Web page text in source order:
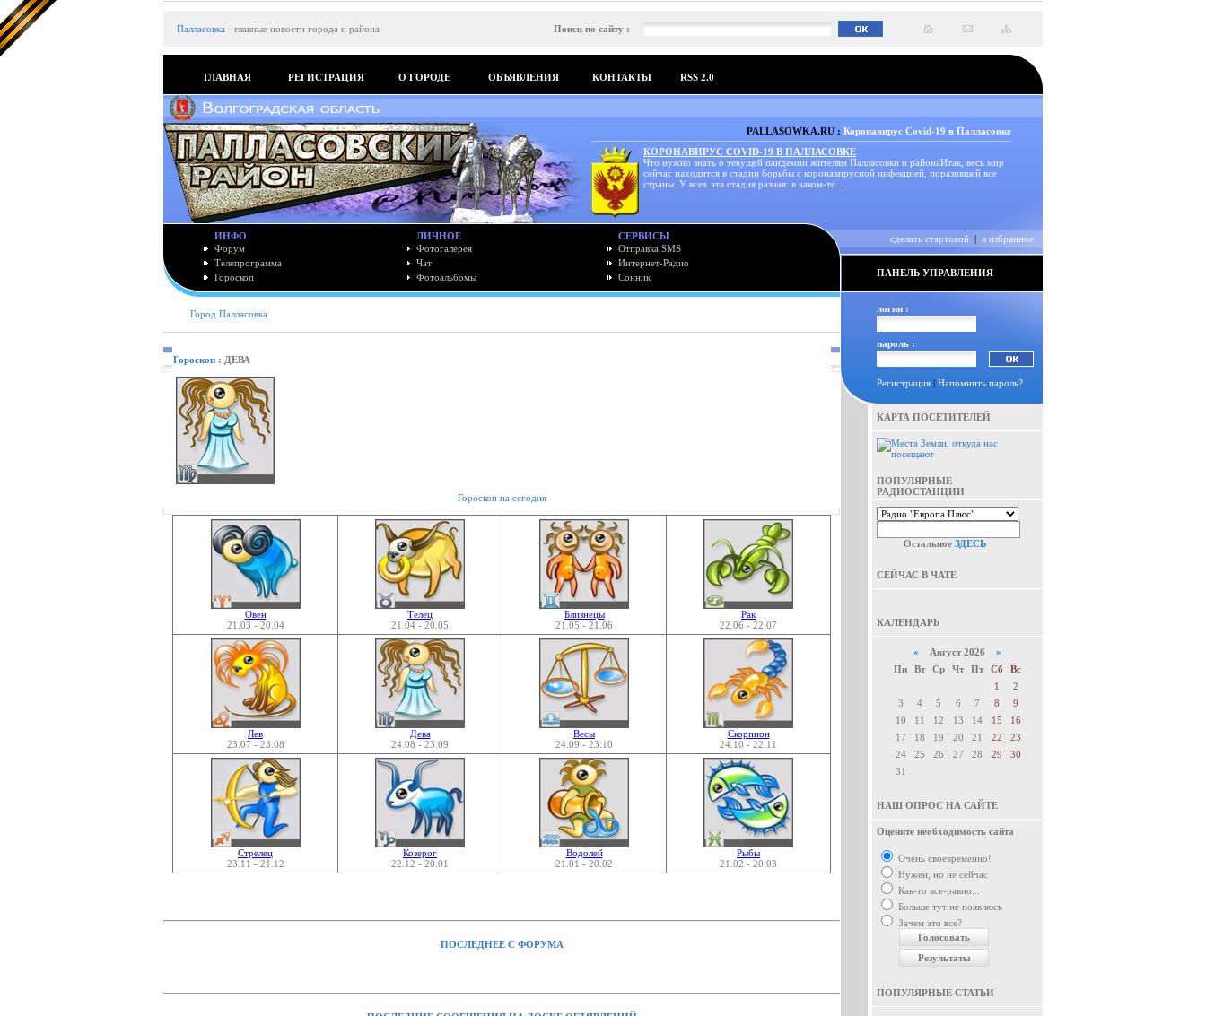
Палласовка - главные новости города и района Поиск по сайту :
ГЛАВНАЯ РЕГИСТРАЦИЯ О ГОРОДЕ ОБЪЯВЛЕНИЯ КОНТАКТЫ RSS 2.0
PALLASOWKA.RU : Коронавирус Covid-19 в Палласовке
КОРОНАВИРУС COVID-19 В ПАЛЛАСОВКЕ
Что нужно знать о текущей пандемии жителям Палласовки и районаИтак, весь мир
сейчас находится в стадии борьбы с коронавирусной инфекцией, поразившей все
страны. У всех эта стадия разная: в каком-то ...
ИНФО
Форум
Телепрограмма
Гороскоп
ЛИЧНОЕ
Фотогалерея
Чат
Фотоальбомы
СЕРВИСЫ
Отправка SMS
Интернет-Радио
Сонник
сделать стартовой | в избранное
ПАНЕЛЬ УПРАВЛЕНИЯ
Город Палласовка
Гороскоп : ДЕВА
Гороскоп на сегодня
Овен
21.03 - 20.04
Телец
21.04 - 20.05
Близнецы
21.05 - 21.06
Рак
22.06 - 22.07
Лев
23.07 - 23.08
Дева
24.08 - 23.09
Весы
24.09 - 23.10
Скорпион
24.10 - 22.11
Стрелец
23.11 - 21.12
Козерог
22.12 - 20.01
Водолей
21.01 - 20.02
Рыбы
21.02 - 20.03
ПОСЛЕДНЕЕ С ФОРУМА
логин :
пароль :
Регистрация | Напомнить пароль?
КАРТА ПОСЕТИТЕЛЕЙ
ПОПУЛЯРНЫЕ
РАДИОСТАНЦИИ
Остальное ЗДЕСЬ
СЕЙЧАС В ЧАТЕ
КАЛЕНДАРЬ
« Август 2026 »
Пн
Вт Ср Чт Пт Сб
Вс
1
2
3
4 5 6 7 8
9
10
11 12 13 14 15
16
17
18 19 20 21 22
23
24
25 26 27 28 29
30
31
НАШ ОПРОС НА САЙТЕ
Оцените необходимость сайта
Очень своевременно!
Нужен, но не сейчас
Как-то все-равно...
Больше тут не появлюсь
Зачем это все?
ПОПУЛЯРНЫЕ СТАТЬИ